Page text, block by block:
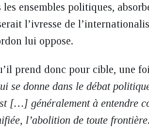
les ensembles politiques,
l’ivresse de
lui oppose.
prend donc pour cible, une
se donne dans le débat
[…] généralement à entendre
l’abolition de toute